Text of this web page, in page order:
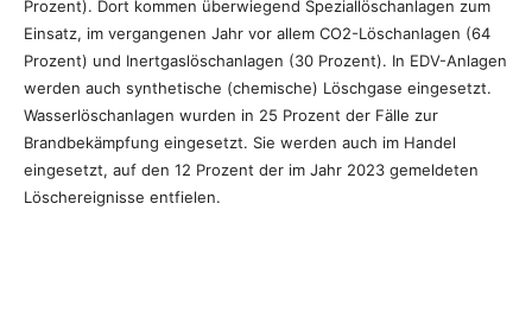
Prozent). Dort kommen überwiegend Speziallöschanlagen zum
Einsatz, im vergangenen Jahr vor allem CO2-Löschanlagen (64
Prozent) und Inertgaslöschanlagen (30 Prozent). In EDV-Anlagen
werden auch synthetische (chemische) Löschgase eingesetzt.
Wasserlöschanlagen wurden in 25 Prozent der Fälle zur
Brandbekämpfung eingesetzt. Sie werden auch im Handel
eingesetzt, auf den 12 Prozent der im Jahr 2023 gemeldeten
Löschereignisse entfielen.